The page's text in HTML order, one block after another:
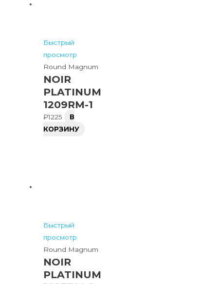
Быстрый
просмотр
Round Magnum
NOIR
PLATINUM
1209RM-1
₽1225
В
КОРЗИНУ
Быстрый
просмотр
Round Magnum
NOIR
PLATINUM